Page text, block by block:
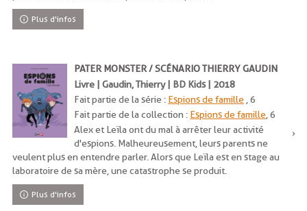
Plus d'infos
PATER MONSTER / SCÉNARIO THIERRY GAUDIN
Livre | Gaudin, Thierry | BD Kids | 2018
Fait partie de la série : Espions de famille , 6
Fait partie de la collection : Espions de famille , 6
Alex et Leïla ont du mal à arrêter leur activité
d'espions. Malheureusement, leurs parents ne
veulent plus en entendre parler. Alors que Leïla est en stage au
laboratoire de sa mère, une catastrophe se produit.
Plus d'infos